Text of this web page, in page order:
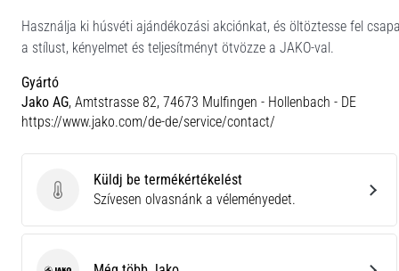
Használja ki húsvéti ajándékozási akciónkat, és öltöztesse fel
a stílust, kényelmet és teljesítményt ötvözze a JAKO-val.
Gyártó
Jako AG, Amtstrasse 82, 74673 Mulfingen - Hollenbach - DE
https://www.jako.com/de-de/service/contact/
Küldj be termékértékelést
Küldj be termékértékelést
Szívesen olvasnánk a véleményedet.